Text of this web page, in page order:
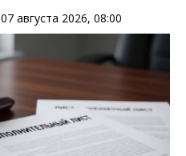
07 августа 2026, 08:00